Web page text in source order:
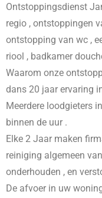
Ontstoppingsdienst
regio , ontstoppingen
ontstopping van wc ,
riool , badkamer
Waarom onze
dans 20 jaar ervaring
Meerdere loodgieters
binnen de uur .
Elke 2 Jaar maken
reiniging algemeen
onderhouden , en
De afvoer in uw